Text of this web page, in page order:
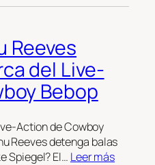
Reeves
del Live-
Bebop
Action de Cowboy
Reeves detenga balas
Spiegel? El… Leer más